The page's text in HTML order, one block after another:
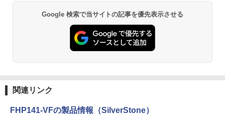
Google 検索で当サイトの記事を優先表示させる
関連リンク
FHP141-VFの製品情報（SilverStone）